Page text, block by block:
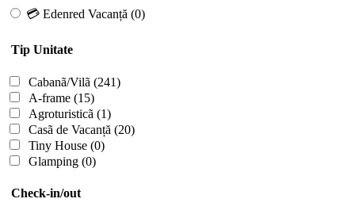
💳 Edenred Vacanță (0)
Tip Unitate
Cabanã/Vilã (241)
A-frame (15)
Agroturisticã (1)
Casã de Vacanță (20)
Tiny House (0)
Glamping (0)
Check-in/out